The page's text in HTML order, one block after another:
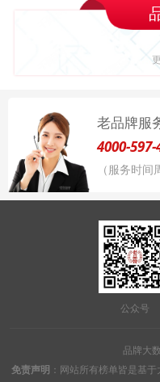
老品牌服
4000-597-
（服务时
公众号
品牌大
免责声明 ：网站所有榜单皆是基